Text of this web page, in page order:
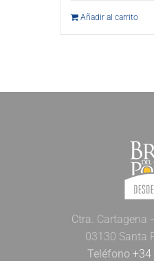
Añadir al carrito
Ctra. Cartagena
03130 Santa
Teléfono +34